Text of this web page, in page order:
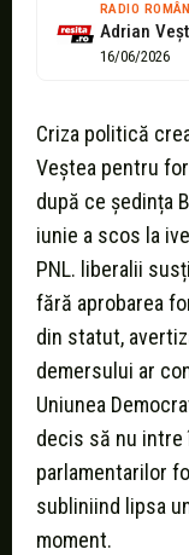
RADIO
16/06/2026
Criza politică
Veștea pentru
după ce ședința
iunie a scos la
PNL. liberalii
fără aprobarea
din statut,
demersului ar
Uniunea
decis să nu intre
parlamentarilor
subliniind lipsa
moment.